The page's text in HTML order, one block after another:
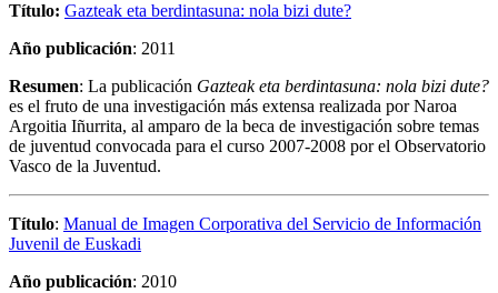
Título: Gazteak eta berdintasuna: nola bizi dute?
Año publicación: 2011
Resumen: La publicación Gazteak eta berdintasuna: nola bizi dute?
es el fruto de una investigación más extensa realizada por Naroa
Argoitia Iñurrita, al amparo de la beca de investigación sobre temas
de juventud convocada para el curso 2007-2008 por el Observatorio
Vasco de la Juventud.
Título: Manual de Imagen Corporativa del Servicio de Información
Juvenil de Euskadi
Año publicación: 2010